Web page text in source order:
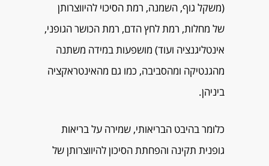
(משקל גוף, השמנה, רמת הסיכוי להיווצרותן
של מחלות, רמת לחץ הדם, רמת הכושר הגופני,
אינטליגנציה ועוד) מושפעות במידה משתנה
מהגנטיקה ומהסביבה, כמו גם מהאינטראקציה
ביניהן.
כלומר בהיבט הבריאותי, שמירה על בריאות
גופנית תקינה והפחתת הסיכון להיווצרותן של